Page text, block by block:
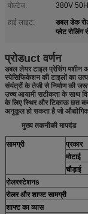
वोल्टेज:
380V
हाई लाइट:
डबल डेक
प्लेट रोलिंग
प्रोडuct वर्णन
डबल लेयर टाइल प्रेसिंग मशीन
स्पेसिफिकेशन की टाइलों का
संयंत्रों के तेजी से निर्माण की
उच्च आयामी सटीकता के साथ
के लिए स्थिर और टिकाऊ छत
अनुकूल हो सकता है जो
मुख्य तकनीकी मापदंड
सामग्री प्रकार
मोटाई
चौड़ाई
रोलरस्टेशनs
रोलर और शाफ्ट सामग्री
शाफ्ट का व्यास